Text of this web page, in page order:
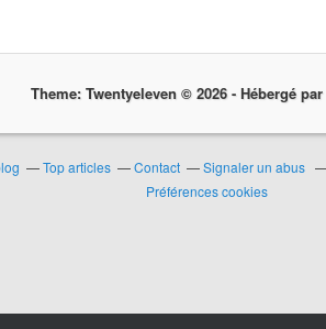
Theme: Twentyeleven © 2026 - Hébergé par
Top articles Contact Signaler un abus
Préférences cookies